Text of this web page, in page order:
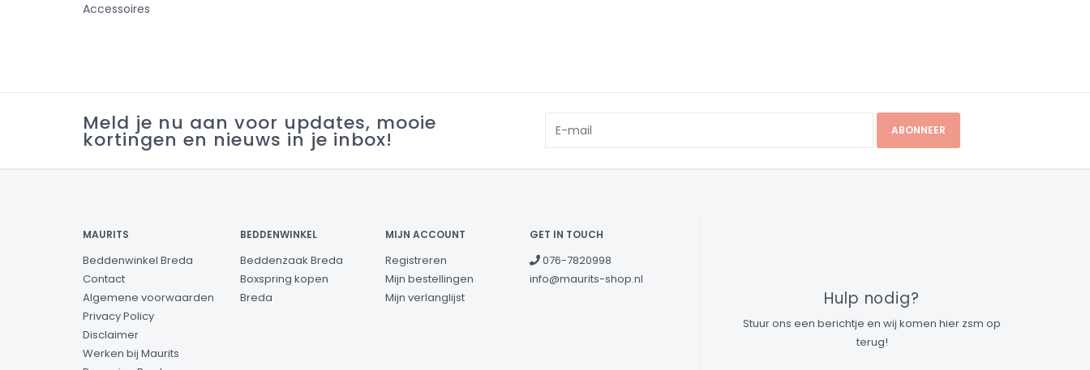
Accessoires
Meld je nu aan voor updates, mooie
kortingen en nieuws in je inbox! ABONNEER
MAURITS
Beddenwinkel Breda
Contact
Algemene voorwaarden
Privacy Policy
Disclaimer
Werken bij Maurits
BEDDENWINKEL
Beddenzaak Breda
Boxspring kopen
Breda
MIJN ACCOUNT
Registreren
Mijn bestellingen
Mijn verlanglijst
GET IN TOUCH
076-7820998
info@maurits-shop.nl
Hulp nodig?
Stuur ons een berichtje en wij komen hier zsm op
terug!